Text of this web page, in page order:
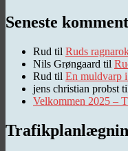
Seneste
Rud til Ruds
Nils Grøngaard til
Rud til En muldvarp
jens christian probst
Velkommen 2025 –